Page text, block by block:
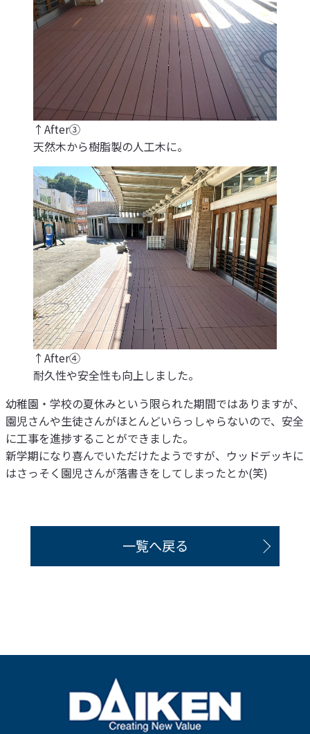
↑After③
天然木から樹脂製の人工木に。
↑After④
耐久性や安全性も向上しました。
幼稚園・学校の夏休みという限られた期間ではありますが、
園児さんや生徒さんがほとんどいらっしゃらないので、安全
に工事を進捗することができました。
新学期になり喜んでいただけたようですが、ウッドデッキに
はさっそく園児さんが落書きをしてしまったとか(笑)
一覧へ戻る